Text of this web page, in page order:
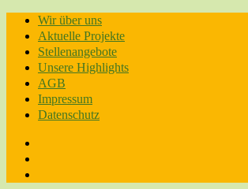
Skip
content
Wir über uns
Aktuelle Projekte
Stellenangebote
Unsere Highlights
AGB
Impressum
Datenschutz